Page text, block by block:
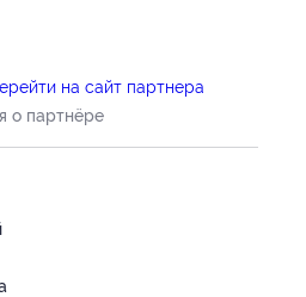
на сайт партнера
о партнёре